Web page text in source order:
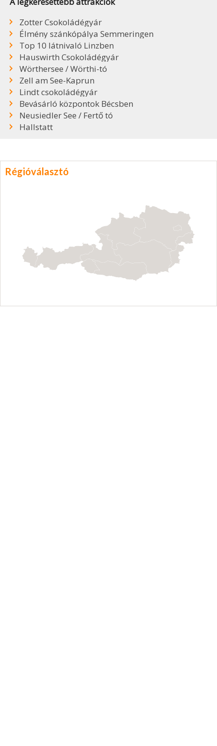
Zotter Csokoládégyár
Élmény szánkópálya Semmeringen
Top 10 látnivaló Linzben
Hauswirth Csokoládégyár
Wörthersee / Wörthi-tó
Zell am See-Kaprun
Lindt csokoládégyár
Bevásárló központok Bécsben
Neusiedler See / Fertő tó
Hallstatt
Régióválasztó